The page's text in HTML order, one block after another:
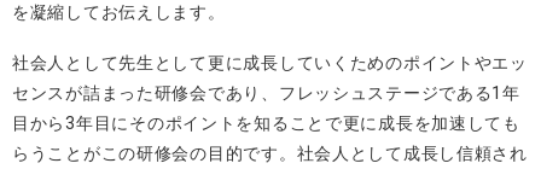
を凝縮してお伝えします。
社会人として先生として更に成長していくためのポイントやエッ
センスが詰まった研修会であり、フレッシュステージである1年
目から3年目にそのポイントを知ることで更に成長を加速しても
らうことがこの研修会の目的です。社会人として成長し信頼され